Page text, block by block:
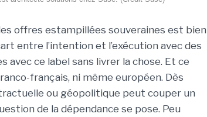
offres estampillées souveraines est bien
entre l’intention et l’exécution avec des
avec ce label sans livrer la chose. Et ce
français, ni même européen. Dès
ou géopolitique peut couper un
de la dépendance se pose. Peu